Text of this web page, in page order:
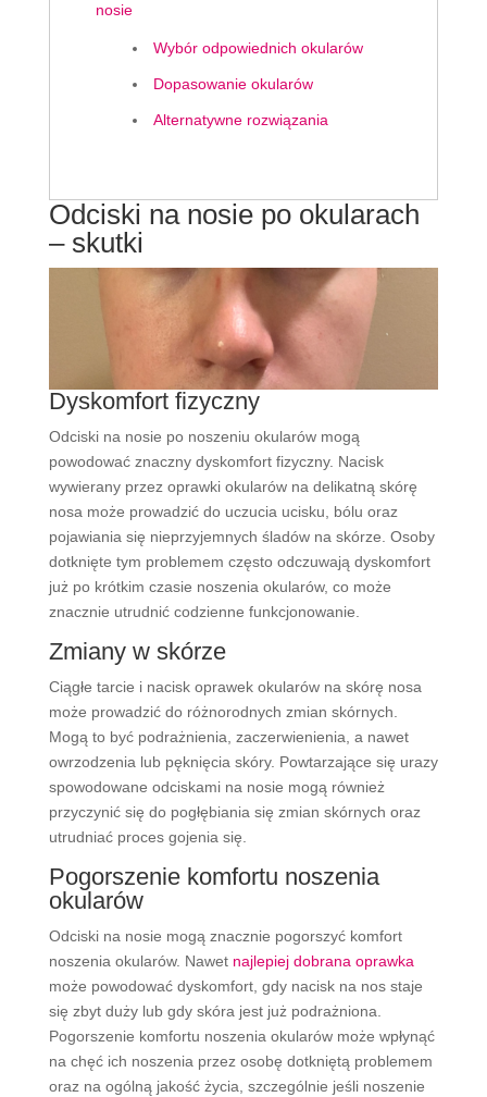
nosie
Wybór odpowiednich okularów
Dopasowanie okularów
Alternatywne rozwiązania
Odciski na nosie po okularach
– skutki
Dyskomfort fizyczny
Odciski na nosie po noszeniu okularów mogą
powodować znaczny dyskomfort fizyczny. Nacisk
wywierany przez oprawki okularów na delikatną skórę
nosa może prowadzić do uczucia ucisku, bólu oraz
pojawiania się nieprzyjemnych śladów na skórze. Osoby
dotknięte tym problemem często odczuwają dyskomfort
już po krótkim czasie noszenia okularów, co może
znacznie utrudnić codzienne funkcjonowanie.
Zmiany w skórze
Ciągłe tarcie i nacisk oprawek okularów na skórę nosa
może prowadzić do różnorodnych zmian skórnych.
Mogą to być podrażnienia, zaczerwienienia, a nawet
owrzodzenia lub pęknięcia skóry. Powtarzające się urazy
spowodowane odciskami na nosie mogą również
przyczynić się do pogłębiania się zmian skórnych oraz
utrudniać proces gojenia się.
Pogorszenie komfortu noszenia
okularów
Odciski na nosie mogą znacznie pogorszyć komfort
noszenia okularów. Nawet najlepiej dobrana oprawka
może powodować dyskomfort, gdy nacisk na nos staje
się zbyt duży lub gdy skóra jest już podrażniona.
Pogorszenie komfortu noszenia okularów może wpłynąć
na chęć ich noszenia przez osobę dotkniętą problemem
oraz na ogólną jakość życia, szczególnie jeśli noszenie